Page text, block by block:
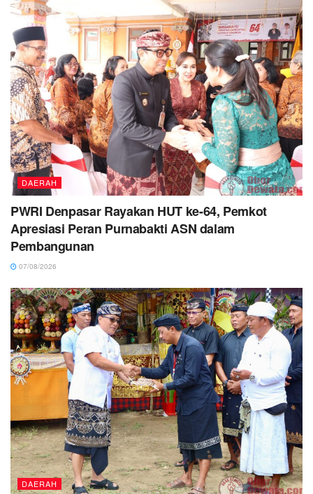
DAERAH
PWRI Denpasar Rayakan HUT ke-64, Pemkot
Apresiasi Peran Purnabakti ASN dalam
Pembangunan
07/08/2026
DAERAH